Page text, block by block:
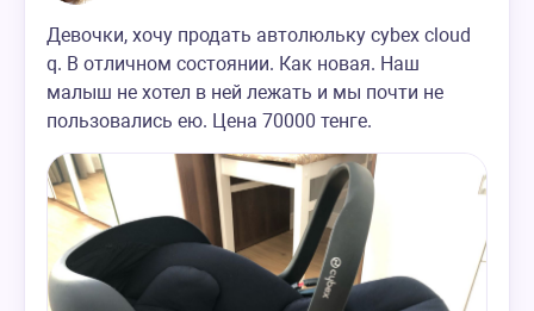
Девочки, хочу продать автолюльку cybex cloud
q. В отличном состоянии. Как новая. Наш
малыш не хотел в ней лежать и мы почти не
пользовались ею. Цена 70000 тенге.